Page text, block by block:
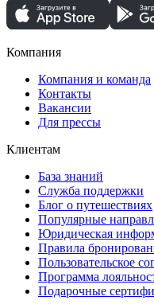
Компания
Компания и команда
Контакты
Вакансии
Для прессы
Клиентам
База знаний
Служба поддержки
Блог о путешествиях
Популярные
Юридическая
Правила
Пользовательское
Программа
Подарочные